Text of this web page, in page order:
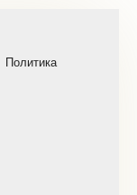
Политика